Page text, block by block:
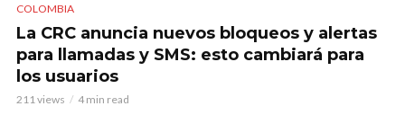
COLOMBIA
La CRC anuncia nuevos bloqueos y alertas
para llamadas y SMS: esto cambiará para
los usuarios
211 views 4 min read